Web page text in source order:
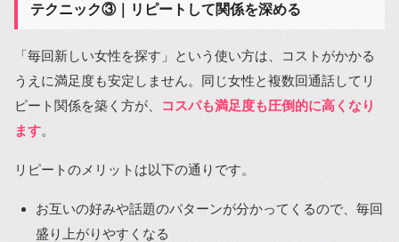
テクニック③｜リピートして関係を深める
「毎回新しい女性を探す」という使い方は、コストがかかる
うえに満足度も安定しません。同じ女性と複数回通話してリ
ピート関係を築く方が、
コスパも満足度も圧倒的に高くなり
ます。
リピートのメリットは以下の通りです。
お互いの好みや話題のパターンが分かってくるので、毎回
盛り上がりやすくなる